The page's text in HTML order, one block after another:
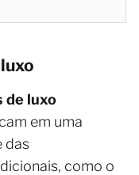
de luxo
em uma
das
como o